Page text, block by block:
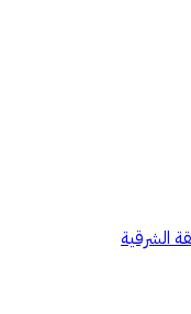
الشرقية